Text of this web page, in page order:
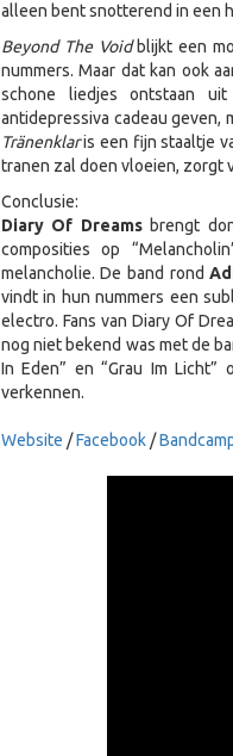
alleen bent snotterend in een
Beyond The Voidblijkt een
nummers. Maar dat kan ook
schone liedjes ontstaan
antidepressiva cadeau geven,
Tränenklaris een fijn staaltje
tranen zal doen vloeien, zorgt
Conclusie:
Diary Of Dreamsbrengt
composities op
melancholie. De band rond
vindt in hun nummers een
electro. Fans van Diary Of
nog niet bekend was met de
In Eden” en “Grau Im Licht”
verkennen.
Website /Facebook/